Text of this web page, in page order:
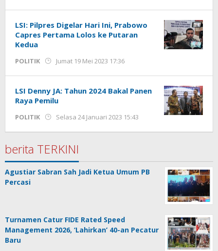
Jackson
LSI: Pilpres Digelar Hari Ini, Prabowo
Capres Pertama Lolos ke Putaran
Kedua
POLITIK Jumat 19 Mei 2023 17:36
Jackson
LSI Denny JA: Tahun 2024 Bakal Panen
Raya Pemilu
POLITIK Selasa 24 Januari 2023 15:43
Jackson
berita TERKINI
Agustiar Sabran Sah Jadi Ketua Umum PB
Percasi
Turnamen Catur FIDE Rated Speed
Management 2026, ‘Lahirkan’ 40-an Pecatur
Baru